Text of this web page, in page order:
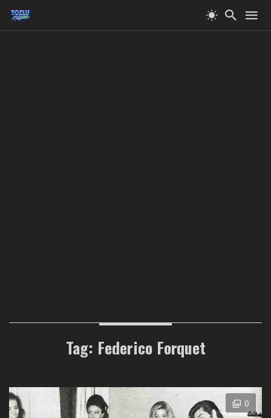
Tag: Federico Forquet
0